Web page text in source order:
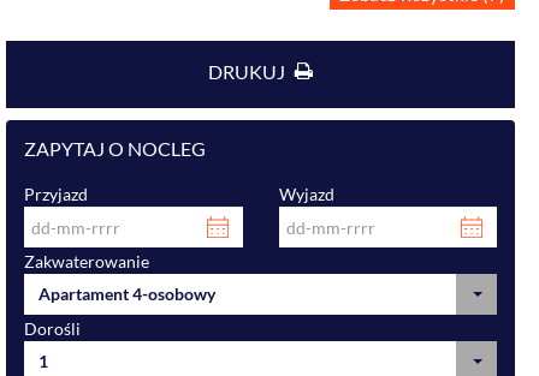
DRUKUJ
ZAPYTAJ O NOCLEG
Przyjazd Wyjazd
Zakwaterowanie
Apartament 4-osobowy
Dorośli
1